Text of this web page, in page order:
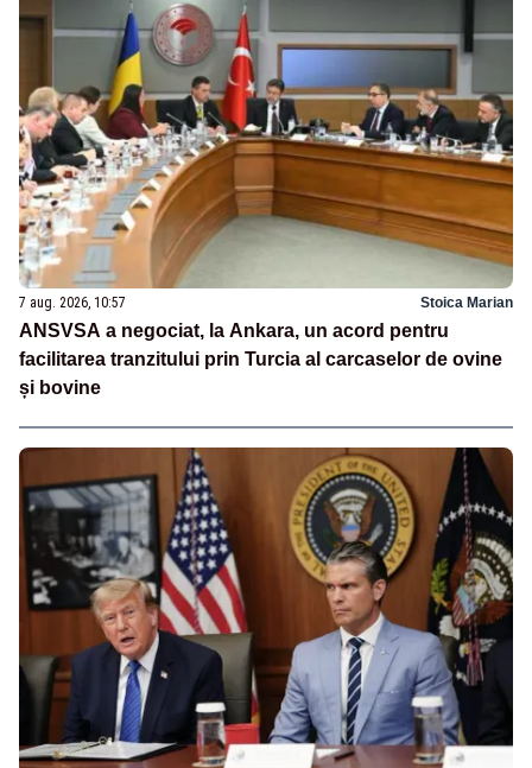
7 aug. 2026, 10:57 Stoica Marian
ANSVSA a negociat, la Ankara, un acord pentru
facilitarea tranzitului prin Turcia al carcaselor de ovine
și bovine